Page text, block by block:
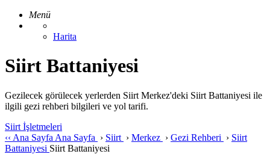
Menü
Harita
Siirt Battaniyesi
Gezilecek görülecek yerlerden Siirt Merkez'deki Siirt Battaniyesi ile
ilgili gezi rehberi bilgileri ve yol tarifi.
Siirt İşletmeleri
‹‹ Ana Sayfa Ana Sayfa › Siirt › Merkez › Gezi Rehberi › Siirt
Battaniyesi Siirt Battaniyesi